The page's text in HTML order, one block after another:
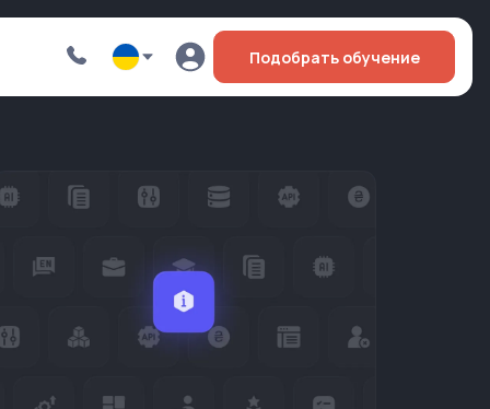
Подобрать обучение